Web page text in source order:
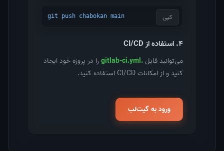
کپی git push chabokan main
۴. استفاده از CI/CD
می‌توانید فایل.gitlab-ci.yml
را در پروژه خود ایجاد
کنید و از امکانات CI/CD استفاده کنید.
ورود به گیت‌لب